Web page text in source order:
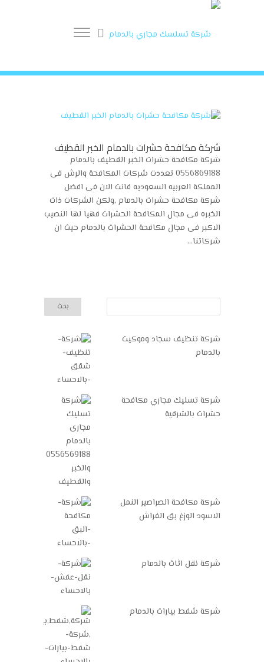
0556569188
شركة مكافحة حشرات بالدمام الخبر القطيف
شركة مكافحة حشرات الخبر القطيف بالدمام
0556869188 تعددت شركات المكافحة والرش قى
المملكة العربيه السعوديه فانت الان فى افضل
شركة مكافحة حشرات بالدمام ,ولكن الشركات ذات
الخبره فى مجال المكافحة الحشرات فهيا لها النصيب
الاكبر فى مجال مكافحة الحشرات بالدمام حيث ان
شركاتنا...
شركة تنظيف سجاد وموكيت
بالدمام
شركة تسليك مجاري مكافحة
حشرات بالشرقية
شركة مكافحة الصراصير النمل
الاسود الوزغ بق الفراش
شركة نقل اثاث بالدمام
شركة شفط بيارات بالدمام